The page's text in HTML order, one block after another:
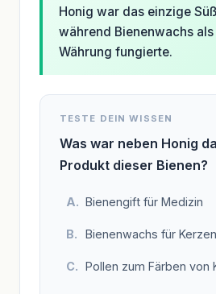
Honig war das einzige
während Bienenwachs
Währung fungierte.
TESTE DEIN WISSEN
Was war neben Honig
Produkt dieser Bienen?
Bienengift für Medizin
Bienenwachs für
Pollen zum Färben von